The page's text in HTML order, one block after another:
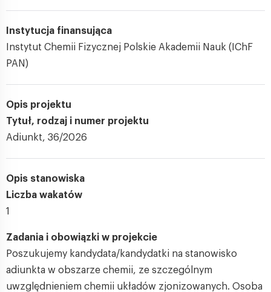
Instytucja finansująca
Instytut Chemii Fizycznej Polskie Akademii Nauk (IChF
PAN)
Opis projektu
Tytuł, rodzaj i numer projektu
Adiunkt, 36/2026
Opis stanowiska
Liczba wakatów
1
Zadania i obowiązki w projekcie
Poszukujemy kandydata/kandydatki na stanowisko
adiunkta w obszarze chemii, ze szczególnym
uwzględnieniem chemii układów zjonizowanych. Osoba